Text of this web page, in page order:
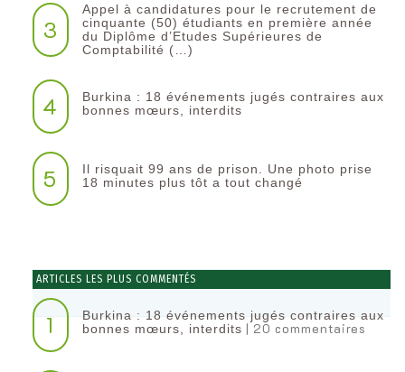
3
Appel à candidatures pour le recrutement de
cinquante (50) étudiants en première année
du Diplôme d’Etudes Supérieures de
Comptabilité (…)
4
Burkina : 18 événements jugés contraires aux
bonnes mœurs, interdits
5
Il risquait 99 ans de prison. Une photo prise
18 minutes plus tôt a tout changé
ARTICLES LES PLUS COMMENTÉS
1
Burkina : 18 événements jugés contraires aux
bonnes mœurs, interdits | 20 commentaires